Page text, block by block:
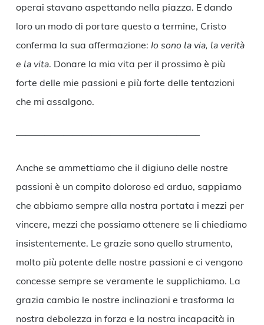
operai stavano aspettando nella piazza. E dando
loro un modo di portare questo a termine, Cristo
conferma la sua affermazione: Io sono la via, la verità
e la vita. Donare la mia vita per il prossimo è più
forte delle mie passioni e più forte delle tentazioni
che mi assalgono.
———————————————————–
Anche se ammettiamo che il digiuno delle nostre
passioni è un compito doloroso ed arduo, sappiamo
che abbiamo sempre alla nostra portata i mezzi per
vincere, mezzi che possiamo ottenere se li chiediamo
insistentemente. Le grazie sono quello strumento,
molto più potente delle nostre passioni e ci vengono
concesse sempre se veramente le supplichiamo. La
grazia cambia le nostre inclinazioni e trasforma la
nostra debolezza in forza e la nostra incapacità in